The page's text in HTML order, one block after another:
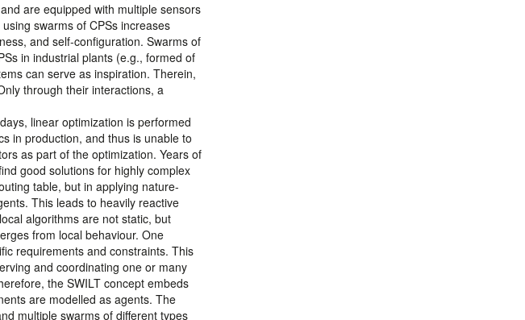
are equipped with multiple sensors
swarms of CPSs increases
and self-configuration. Swarms of
in industrial plants (e.g., formed of
can serve as inspiration. Therein,
through their interactions, a
linear optimization is performed
in production, and thus is unable to
as part of the optimization. Years of
good solutions for highly complex
table, but in applying nature-
This leads to heavily reactive
algorithms are not static, but
from local behaviour. One
requirements and constraints. This
and coordinating one or many
the SWILT concept embeds
are modelled as agents. The
multiple swarms of different types